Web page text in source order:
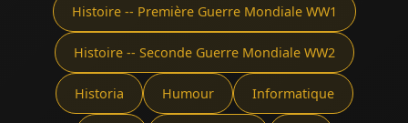
Histoire -- Première Guerre Mondiale WW1
Histoire -- Seconde Guerre Mondiale WW2
Historia Humour Informatique